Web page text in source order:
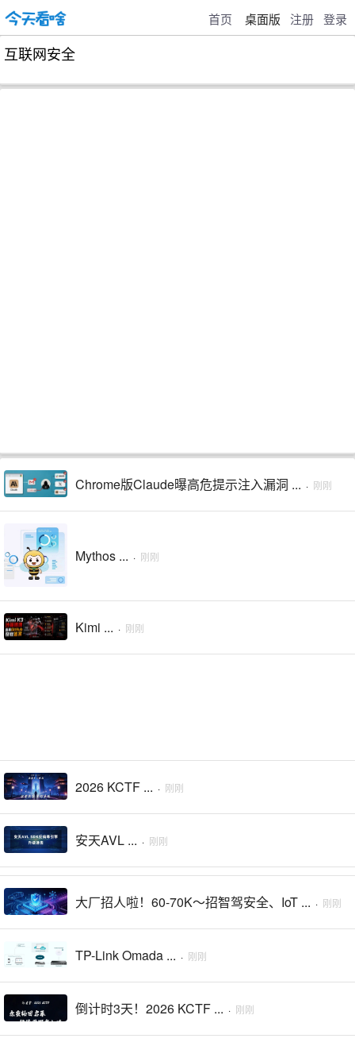
首页 桌面版 注册 登录
互联网安全
Chrome版Claude曝高危提示注入漏洞 ... · 刚刚
Mythos ... · 刚刚
Kimi ... · 刚刚
2026 KCTF ... · 刚刚
安天AVL ... · 刚刚
大厂招人啦！60-70K～招智驾安全、IoT ... · 刚刚
TP-Link Omada ... · 刚刚
倒计时3天！2026 KCTF ... · 刚刚